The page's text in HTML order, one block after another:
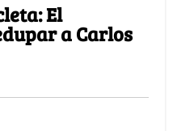
El
a Carlos